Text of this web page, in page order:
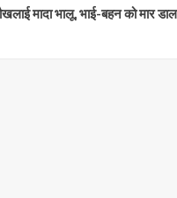
मादा भालू, भाई-बहन को मार